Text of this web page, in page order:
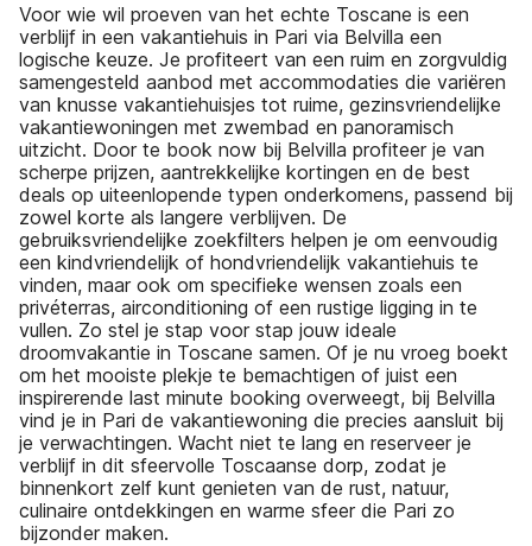
Voor wie wil proeven van het echte Toscane is een
verblijf in een vakantiehuis in Pari via Belvilla een
logische keuze. Je profiteert van een ruim en zorgvuldig
samengesteld aanbod met accommodaties die variëren
van knusse vakantiehuisjes tot ruime, gezinsvriendelijke
vakantiewoningen met zwembad en panoramisch
uitzicht. Door te book now bij Belvilla profiteer je van
scherpe prijzen, aantrekkelijke kortingen en de best
deals op uiteenlopende typen onderkomens, passend bij
zowel korte als langere verblijven. De
gebruiksvriendelijke zoekfilters helpen je om eenvoudig
een kindvriendelijk of hondvriendelijk vakantiehuis te
vinden, maar ook om specifieke wensen zoals een
privéterras, airconditioning of een rustige ligging in te
vullen. Zo stel je stap voor stap jouw ideale
droomvakantie in Toscane samen. Of je nu vroeg boekt
om het mooiste plekje te bemachtigen of juist een
inspirerende last minute booking overweegt, bij Belvilla
vind je in Pari de vakantiewoning die precies aansluit bij
je verwachtingen. Wacht niet te lang en reserveer je
verblijf in dit sfeervolle Toscaanse dorp, zodat je
binnenkort zelf kunt genieten van de rust, natuur,
culinaire ontdekkingen en warme sfeer die Pari zo
bijzonder maken.